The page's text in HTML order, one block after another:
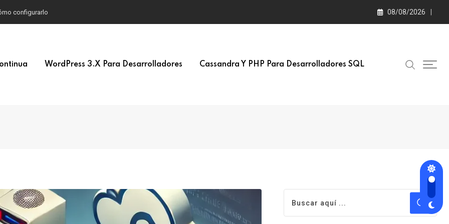
configurarlo 08/08/2026
WordPress 3.x Para Desarrolladores Cassandra Y PHP Para Desarrolladores SQL